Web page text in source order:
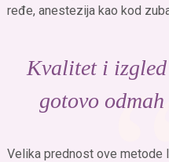
ređe, anestezija kao kod
Kvalitet i
gotovo
Velika prednost ove metode